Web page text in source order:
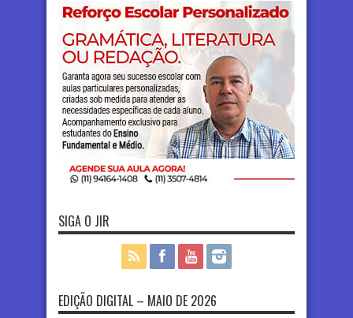
SIGA O JIR
EDIÇÃO DIGITAL – MAIO DE 2026